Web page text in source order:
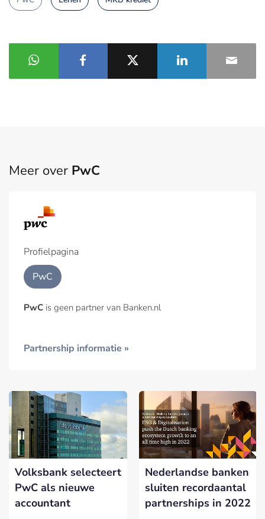
Meer over PwC
Profielpagina
PwC
PwC is geen partner van Banken.nl
Partnership informatie »
Volksbank selecteert
PwC als nieuwe
accountant
Nederlandse banken
sluiten recordaantal
partnerships in 2022